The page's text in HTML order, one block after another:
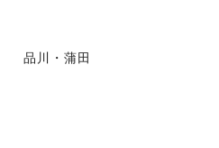
品川・蒲田